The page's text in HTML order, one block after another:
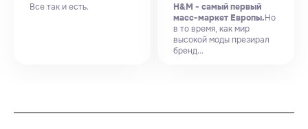
Все так и есть.
H&M - самый первый
масс-маркет Европы.Но
в то время, как мир
высокой моды презирал
бренд...